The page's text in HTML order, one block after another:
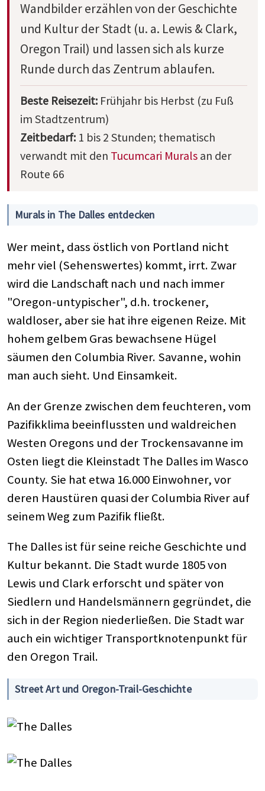
Wandbilder erzählen von der Geschichte
und Kultur der Stadt (u. a. Lewis & Clark,
Oregon Trail) und lassen sich als kurze
Runde durch das Zentrum ablaufen.
Beste Reisezeit: Frühjahr bis Herbst (zu Fuß
im Stadtzentrum)
Zeitbedarf: 1 bis 2 Stunden; thematisch
verwandt mit den Tucumcari Murals an der
Route 66
Murals in The Dalles entdecken
Wer meint, dass östlich von Portland nicht
mehr viel (Sehenswertes) kommt, irrt. Zwar
wird die Landschaft nach und nach immer
"Oregon-untypischer", d.h. trockener,
waldloser, aber sie hat ihre eigenen Reize. Mit
hohem gelbem Gras bewachsene Hügel
säumen den Columbia River. Savanne, wohin
man auch sieht. Und Einsamkeit.
An der Grenze zwischen dem feuchteren, vom
Pazifikklima beeinflussten und waldreichen
Westen Oregons und der Trockensavanne im
Osten liegt die Kleinstadt The Dalles im Wasco
County. Sie hat etwa 16.000 Einwohner, vor
deren Haustüren quasi der Columbia River auf
seinem Weg zum Pazifik fließt.
The Dalles ist für seine reiche Geschichte und
Kultur bekannt. Die Stadt wurde 1805 von
Lewis und Clark erforscht und später von
Siedlern und Handelsmännern gegründet, die
sich in der Region niederließen. Die Stadt war
auch ein wichtiger Transportknotenpunkt für
den Oregon Trail.
Street Art und Oregon-Trail-Geschichte